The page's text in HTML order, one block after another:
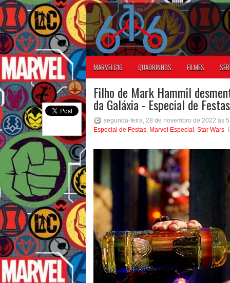
MARVEL616 QUADRINHOS FILMES
Filho de Mark Hammil
da Galáxia - Especial de Festas
segunda-feira, 28 de novembro de 2022 às
Especial de Festas, Marvel Especial , Star Wars